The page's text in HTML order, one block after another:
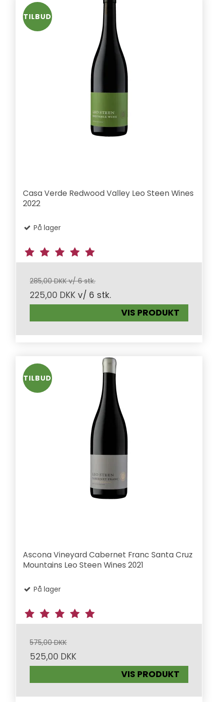
TILBUD
Casa Verde Redwood Valley Leo Steen Wines
2022
På lager
285,00 DKK v/ 6 stk.
225,00 DKK v/ 6 stk.
VIS PRODUKT
TILBUD
Ascona Vineyard Cabernet Franc Santa Cruz
Mountains Leo Steen Wines 2021
På lager
575,00 DKK
525,00 DKK
VIS PRODUKT